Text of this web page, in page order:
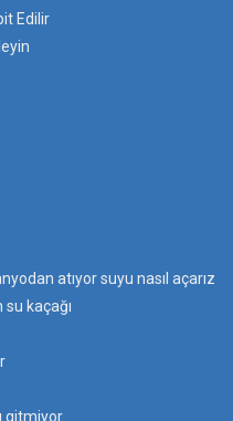
Edilir
atıyor suyu nasıl açarız
kaçağı
gitmiyor